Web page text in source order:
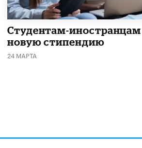
Студентам-
новую стипендию
24 МАРТА